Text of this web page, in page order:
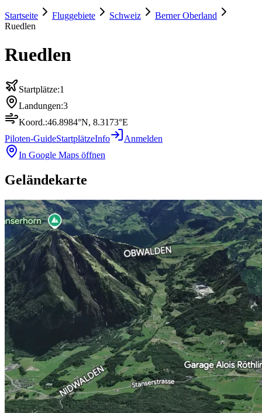
Startseite Fluggebiete Schweiz
Berner Oberland
Ruedlen
Ruedlen
Startplätze:1
Landungen:3
Koord.:46.8984°N, 8.3173°E
Piloten-GuideStartplätzeInfo
Anmelden
In Google Maps öffnen
Geländekarte